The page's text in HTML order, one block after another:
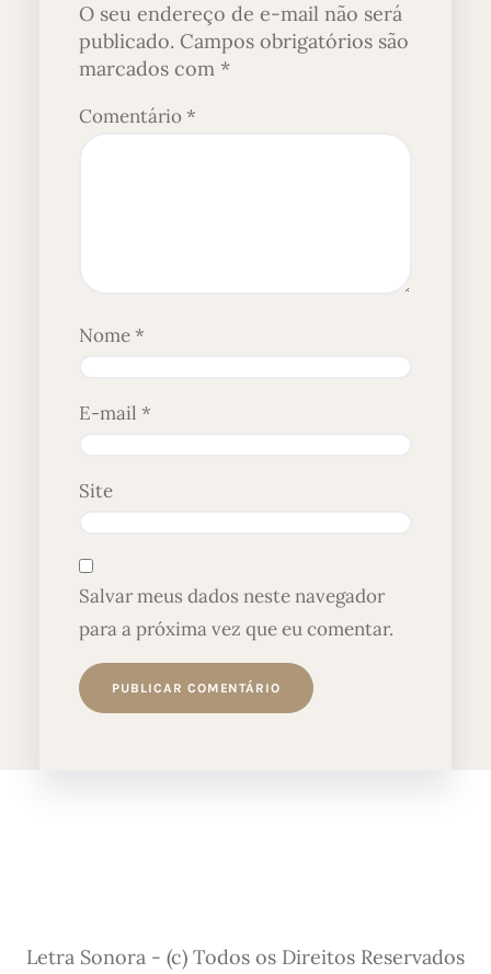
O seu endereço de e-mail não será
publicado. Campos obrigatórios são
marcados com *
Comentário*
Nome*
E-mail *
Site
Salvar meus dados neste navegador
para a próxima vez que eu comentar.
Letra Sonora - (c) Todos os Direitos Reservados